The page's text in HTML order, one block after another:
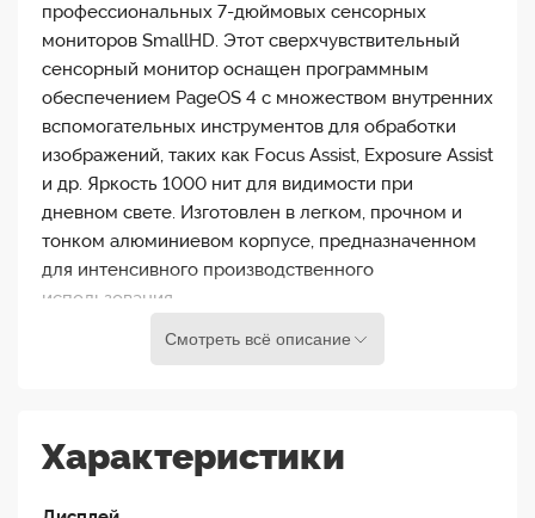
профессиональных 7-дюймовых сенсорных
мониторов SmallHD. Этот сверхчувствительный
сенсорный монитор оснащен программным
обеспечением PageOS 4 с множеством внутренних
вспомогательных инструментов для обработки
изображений, таких как Focus Assist, Exposure Assist
и др. Яркость 1000 нит для видимости при
дневном свете. Изготовлен в легком, прочном и
тонком алюминиевом корпусе, предназначенном
для интенсивного производственного
использования.
Модуль монитораTeradek Bolt 4K RX
расстоянии до 228 метров. С помощью функции
Смотреть всё описание
Характеристики